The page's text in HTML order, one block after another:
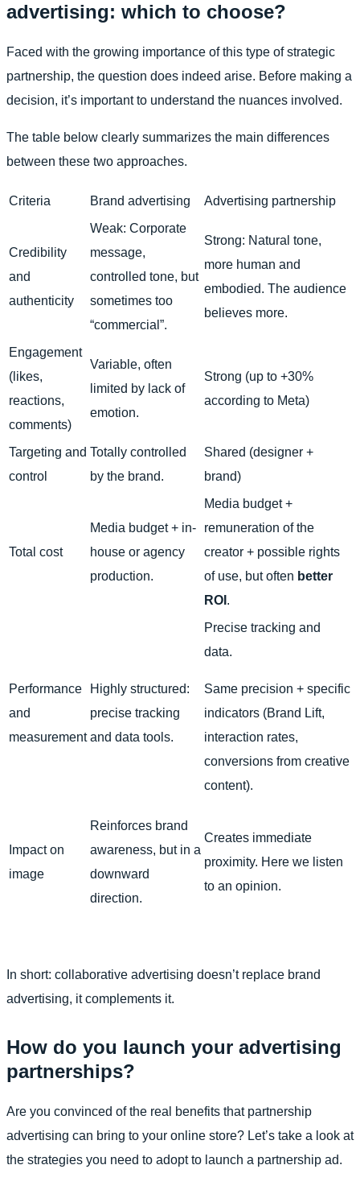
advertising: which to choose?
Faced with the growing importance of this type of strategic
partnership, the question does indeed arise. Before making a
decision, it’s important to understand the nuances involved.
The table below clearly summarizes the main differences
between these two approaches.
Criteria Brand advertising Advertising partnership
Credibility
and
authenticity
Weak: Corporate
message,
controlled tone, but
sometimes too
“commercial”.
Strong: Natural tone,
more human and
embodied. The audience
believes more.
Engagement
(likes,
reactions,
comments)
Variable, often
limited by lack of
emotion.
Strong (up to +30%
according to Meta)
Targeting and
control
Totally controlled
by the brand.
Shared (designer +
brand)
Total cost
Media budget + in-
house or agency
production.
Media budget +
remuneration of the
creator + possible rights
of use, but often better
ROI .
Performance
and
measurement
Highly structured:
precise tracking
and data tools.
Precise tracking and
data.
Same precision + specific
indicators (Brand Lift,
interaction rates,
conversions from creative
content).
Impact on
image
Reinforces brand
awareness, but in a
downward
direction.
Creates immediate
proximity. Here we listen
to an opinion.
In short: collaborative advertising doesn’t replace brand
advertising, it complements it.
How do you launch your advertising
partnerships?
Are you convinced of the real benefits that partnership
advertising can bring to your online store? Let’s take a look at
the strategies you need to adopt to launch a partnership ad.